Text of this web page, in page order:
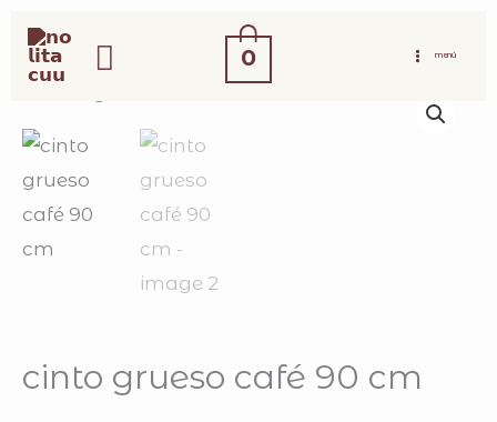
contenido
buscar 0 MENÚ
cinto grueso café 90 cm
grueso
90